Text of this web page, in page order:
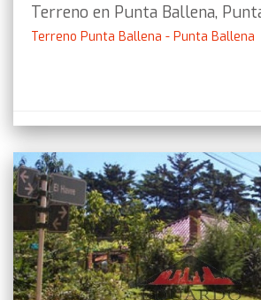
Terreno en Punta Ballena,
Terreno Punta Ballena - Punta Ballena